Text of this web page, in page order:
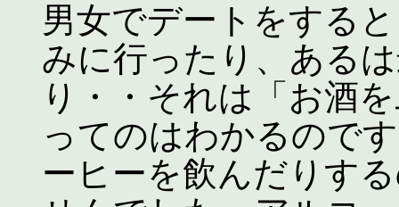
男女でデートをする
みに行ったり、ある
り・・それは「お酒
ってのはわかるので
ーヒーを飲んだりす